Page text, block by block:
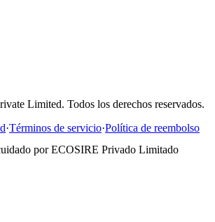
Limited. Todos los derechos reservados.
·Términos de servicio·Política de reembolso
por ECOSIRE Privado Limitado